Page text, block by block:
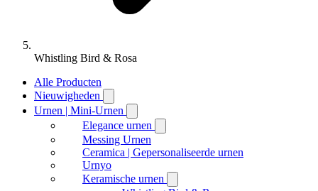
Whistling Bird & Rosa
Alle Producten
Nieuwigheden
Urnen | Mini-Urnen
Elegance urnen
Messing Urnen
Ceramica | Gepersonaliseerde urnen
Urnyo
Keramische urnen